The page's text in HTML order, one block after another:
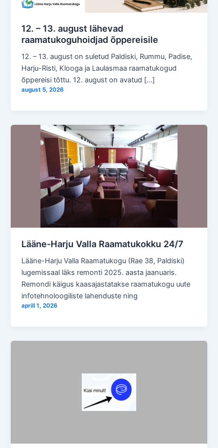
12. – 13. august lähevad
raamatukoguhoidjad õppereisile
12. – 13. august on suletud Paldiski, Rummu, Padise,
Harju-Risti, Klooga ja Laulasmaa raamatukogud
õppereisi tõttu. 12. august on avatud […]
august 5, 2026
Lääne-Harju Valla Raamatukokku 24/7
Lääne-Harju Valla Raamatukogu (Rae 38, Paldiski)
lugemissaal läks remonti 2025. aasta jaanuaris.
Remondi käigus kaasajastatakse raamatukogu uute
infotehnoloogiliste lahenduste ning
aprill 1, 2026